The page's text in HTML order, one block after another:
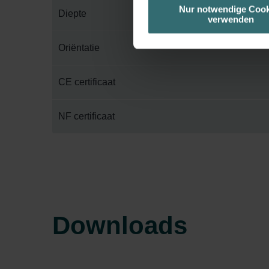
unserer Website verwenden,
basierend auf Ihren Interessen
Datenschutzerklärung
Zehnder Group Schweiz AG:
Nur notwendige
verwenden
Diepte
Oriëntatie
CE certificaat
NF certificaat
Downloads